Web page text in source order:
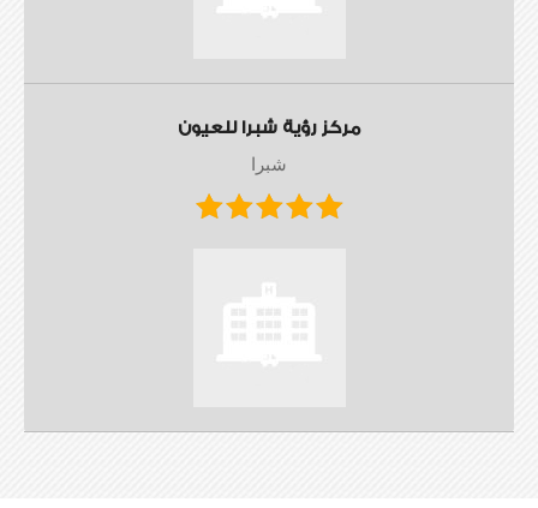
مركز رؤية شبرا للعيون
شبرا